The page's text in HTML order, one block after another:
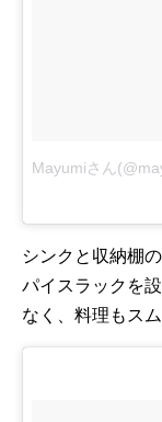
Mayumiさん
シンクと収納棚
パイスラックを
なく、料理もス